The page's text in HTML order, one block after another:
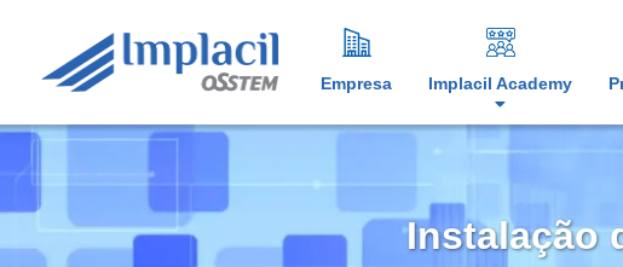
Empresa Implacil Academy
Instalação